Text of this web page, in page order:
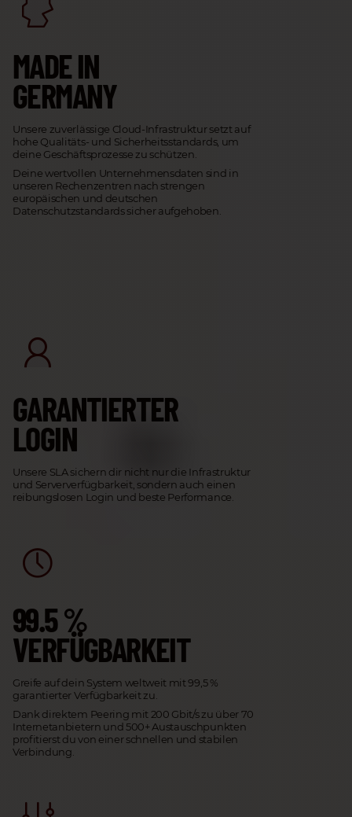
MADE IN
GERMANY
Unsere zuverlässige Cloud-Infrastruktur setzt auf
hohe Qualitäts- und Sicherheitsstandards, um
deine Geschäftsprozesse zu schützen.
Deine wertvollen Unternehmensdaten sind in
unseren Rechenzentren nach strengen
europäischen und deutschen
Datenschutzstandards sicher aufgehoben.
GARANTIERTER
LOGIN
Unsere SLA sichern dir nicht nur die Infrastruktur
und Serververfügbarkeit, sondern auch einen
reibungslosen Login und beste Performance.
99.5 %
VERFÜGBARKEIT
Greife auf dein System weltweit mit 99,5 %
garantierter Verfügbarkeit zu.
Dank direktem Peering mit 200 Gbit/s zu über 70
Internetanbietern und 500+ Austauschpunkten
profitierst du von einer schnellen und stabilen
Verbindung.